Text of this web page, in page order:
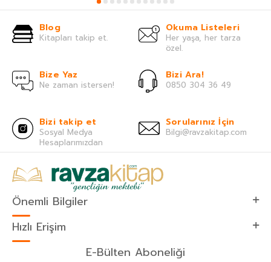
Blog
Kitapları takip et.
Okuma Listeleri
Her yaşa, her tarza
özel.
Bize Yaz
Ne zaman istersen!
Bizi Ara!
0850 304 36 49
Bizi takip et
Sosyal Medya
Hesaplarımızdan
Sorularınız İçin
Bilgi@ravzakitap.com
Önemli Bilgiler
Hızlı Erişim
E-Bülten Aboneliği